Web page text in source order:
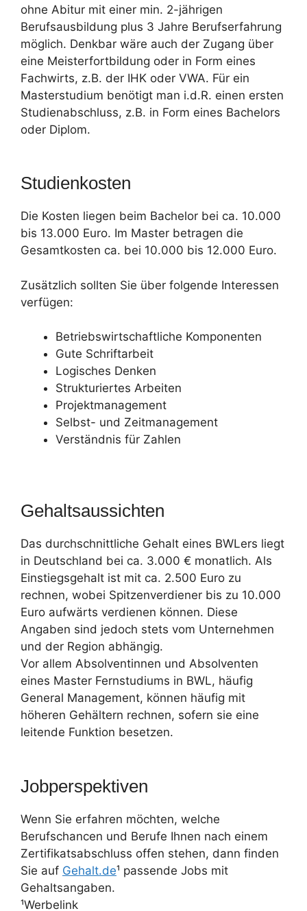
ohne Abitur mit einer min. 2-jährigen
Berufsausbildung plus 3 Jahre Berufserfahrung
möglich. Denkbar wäre auch der Zugang über
eine Meisterfortbildung oder in Form eines
Fachwirts, z.B. der IHK oder VWA. Für ein
Masterstudium benötigt man i.d.R. einen ersten
Studienabschluss, z.B. in Form eines Bachelors
oder Diplom.
Studienkosten
Die Kosten liegen beim Bachelor bei ca. 10.000
bis 13.000 Euro. Im Master betragen die
Gesamtkosten ca. bei 10.000 bis 12.000 Euro.
Zusätzlich sollten Sie über folgende Interessen
verfügen:
Betriebswirtschaftliche Komponenten
Gute Schriftarbeit
Logisches Denken
Strukturiertes Arbeiten
Projektmanagement
Selbst- und Zeitmanagement
Verständnis für Zahlen
Gehaltsaussichten
Das durchschnittliche Gehalt eines BWLers liegt
in Deutschland bei ca. 3.000 € monatlich. Als
Einstiegsgehalt ist mit ca. 2.500 Euro zu
rechnen, wobei Spitzenverdiener bis zu 10.000
Euro aufwärts verdienen können. Diese
Angaben sind jedoch stets vom Unternehmen
und der Region abhängig.
Vor allem Absolventinnen und Absolventen
eines Master Fernstudiums in BWL, häufig
General Management, können häufig mit
höheren Gehältern rechnen, sofern sie eine
leitende Funktion besetzen.
Jobperspektiven
Wenn Sie erfahren möchten, welche
Berufschancen und Berufe Ihnen nach einem
Zertifikatsabschluss offen stehen, dann finden
Sie auf Gehalt.de¹ passende Jobs mit
Gehaltsangaben.
¹Werbelink